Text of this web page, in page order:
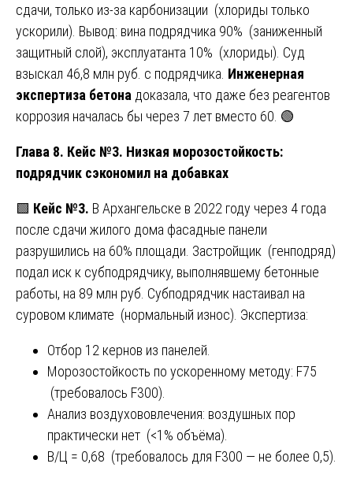
сдачи, только из-за карбонизации (хлориды только
ускорили). Вывод: вина подрядчика 90% (заниженный
защитный слой), эксплуатанта 10% (хлориды). Суд
взыскал 46,8 млн руб. с подрядчика. Инженерная
экспертиза бетона доказала, что даже без реагентов
коррозия началась бы через 7 лет вместо 60. 🟢
Глава 8. Кейс №3. Низкая морозостойкость:
подрядчик сэкономил на добавках
🟩 Кейс №3. В Архангельске в 2022 году через 4 года
после сдачи жилого дома фасадные панели
разрушились на 60% площади. Застройщик (генподряд)
подал иск к субподрядчику, выполнявшему бетонные
работы, на 89 млн руб. Субподрядчик настаивал на
суровом климате (нормальный износ). Экспертиза:
Отбор 12 кернов из панелей.
Морозостойкость по ускоренному методу: F75
(требовалось F300).
Анализ воздухововлечения: воздушных пор
практически нет (<1% объёма).
В/Ц = 0,68 (требовалось для F300 — не более 0,5).